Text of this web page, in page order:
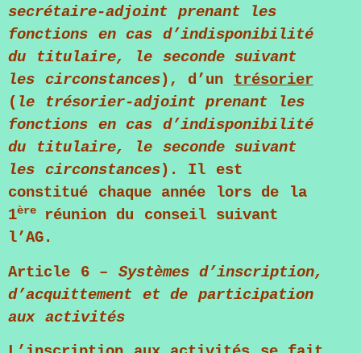
secrétaire-adjoint prenant les
fonctions en cas d’indisponibilité
du titulaire, le seconde suivant
les circonstances), d’un trésorier
( le trésorier-adjoint prenant les
fonctions en cas d’indisponibilité
du titulaire, le seconde suivant
les circonstances). Il est
constitué chaque année lors de la
1ère
réunion du conseil suivant
l’AG.
Article 6
–
Systèmes d’inscription,
d’acquittement et de participation
aux activités